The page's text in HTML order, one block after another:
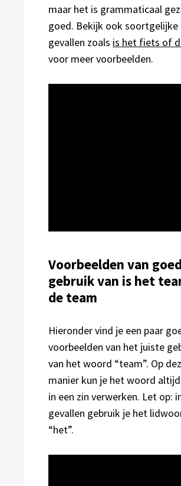
maar het is grammaticaal
goed. Bekijk ook soortgelijke
gevallen zoals is het fiets of
voor meer voorbeelden.
Voorbeelden van goed
gebruik van is het
de team
Hieronder vind je een paar
voorbeelden van het juiste
van het woord “team”. Op
manier kun je het woord
in een zin verwerken. Let op:
gevallen gebruik je het
“het”.